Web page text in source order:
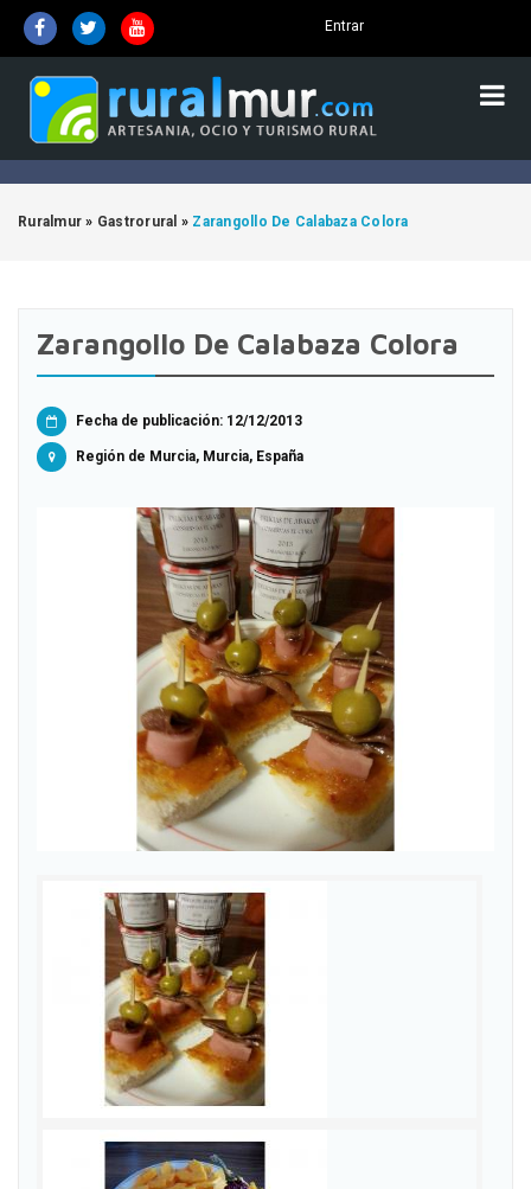
Entrar
Ruralmur » Gastrorural » Zarangollo De Calabaza Colora
Zarangollo De Calabaza Colora
Fecha de publicación: 12/12/2013
Región de Murcia, Murcia, España